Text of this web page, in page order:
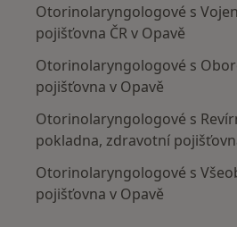
Otorinolaryngologové s
pojišťovna ČR v Opavě
Otorinolaryngologové s
pojišťovna v Opavě
Otorinolaryngologové s
pokladna, zdravotní
Otorinolaryngologové s
pojišťovna v Opavě